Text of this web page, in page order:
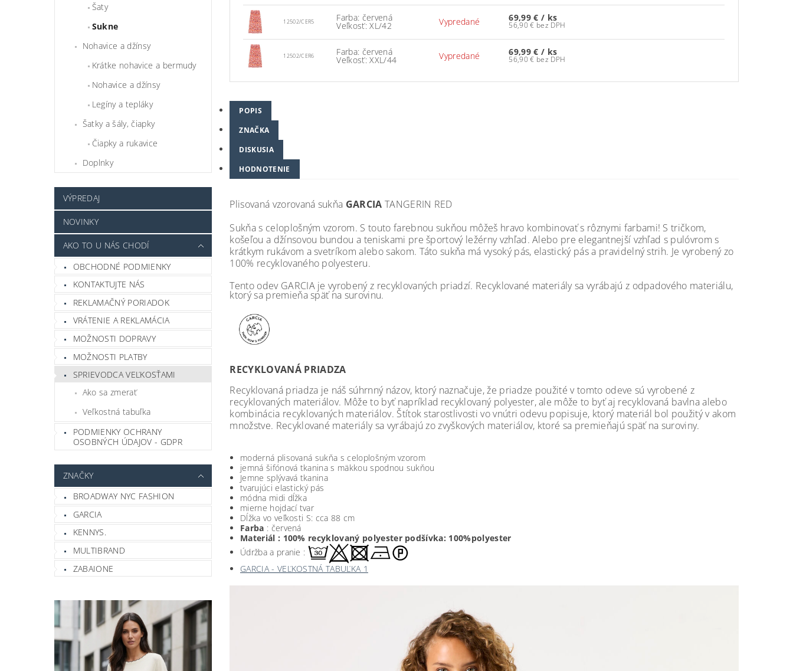
Šaty
Sukne
Nohavice a džínsy
Krátke nohavice a bermudy
Nohavice a džínsy
Legíny a tepláky
Šatky a šály, čiapky
Čiapky a rukavice
Doplnky
VÝPREDAJ
NOVINKY
AKO TO U NÁS CHODÍ
OBCHODNÉ PODMIENKY
KONTAKTUJTE NÁS
REKLAMAČNÝ PORIADOK
VRÁTENIE A REKLAMÁCIA
MOŽNOSTI DOPRAVY
MOŽNOSTI PLATBY
SPRIEVODCA VEĽKOSŤAMI
Ako sa zmerať
Veľkostná tabuľka
PODMIENKY OCHRANY
OSOBNÝCH ÚDAJOV - GDPR
ZNAČKY
BROADWAY NYC FASHION
GARCIA
KENNYS.
MULTIBRAND
ZABAIONE
12502/CER5 Farba: červená
Veľkosť: XL/42 Vypredané 69,99 € / ks
56,90 € bez DPH
12502/CER6 Farba: červená
Veľkosť: XXL/44 Vypredané 69,99 € / ks
56,90 € bez DPH
POPIS
ZNAČKA
DISKUSIA
HODNOTENIE
Plisovaná vzorovaná sukňa GARCIA TANGERIN RED
Sukňa s celoplošným vzorom. S touto farebnou sukňou môžeš hravo kombinovať s rôznymi farbami! S tričkom,
košeľou a džínsovou bundou a teniskami pre športový ležérny vzhľad. Alebo pre elegantnejší vzhľad s pulóvrom s
krátkym rukávom a svetríkom alebo sakom. Táto sukňa má vysoký pás, elastický pás a pravidelný strih. Je vyrobený zo
100% recyklovaného polyesteru.
Tento odev GARCIA je vyrobený z recyklovaných priadzí. Recyklované materiály sa vyrábajú z odpadového materiálu,
ktorý sa premieňa späť na surovinu.
RECYKLOVANÁ PRIADZA
Recyklovaná priadza je náš súhrnný názov, ktorý naznačuje, že priadze použité v tomto odeve sú vyrobené z
recyklovaných materiálov. Môže to byť napríklad recyklovaný polyester, ale môže to byť aj recyklovaná bavlna alebo
kombinácia recyklovaných materiálov. Štítok starostlivosti vo vnútri odevu popisuje, ktorý materiál bol použitý v akom
množstve. Recyklované materiály sa vyrábajú zo zvyškových materiálov, ktoré sa premieňajú späť na suroviny.
moderná plisovaná sukňa s celoplošným vzorom
jemná šifónová tkanina s mäkkou spodnou sukňou
Jemne splývavá tkanina
tvarujúci elastický pás
módna midi dĺžka
mierne hojdací tvar
Dĺžka vo veľkosti S: cca 88 cm
Farba : červená
Materiál : 100% recyklovaný polyesterpodšívka: 100%polyester
Údržba a pranie :
GARCIA - VEĽKOSTNÁ TABUĽKA 1